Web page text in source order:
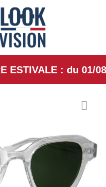
: du 01/08/